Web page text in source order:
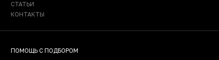
СТАТЬИ
КОНТАКТЫ
ПОМОЩЬ С ПОДБОРОМ